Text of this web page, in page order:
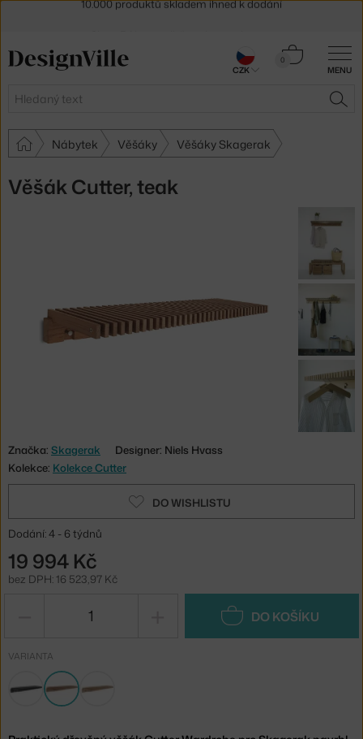
MENU
Hledat
0
Košík
Nábytek Věšáky Věšáky Skagerak
Věšák Cutter, teak
Značka: Skagerak
Designer: Niels Hvass
Kolekce: Kolekce Cutter
DO WISHLISTU
Dodání: 4 - 6 týdnů
19 994 Kč
bez DPH: 16 523,97 Kč
DO KOŠÍKU
VARIANTA
30 dní na vrácení zboží
CZK